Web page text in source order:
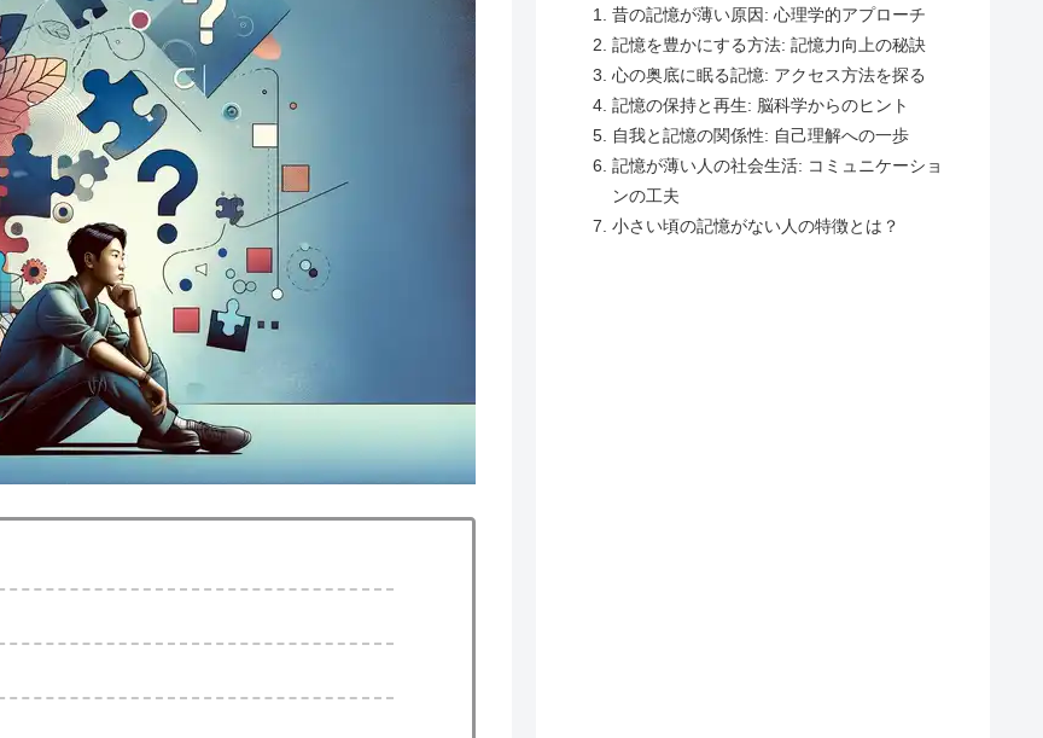
昔の記憶が薄い原因: 心理学的アプローチ
記憶を豊かにする方法: 記憶力向上の秘訣
心の奥底に眠る記憶: アクセス方法を探る
記憶の保持と再生: 脳科学からのヒント
自我と記憶の関係性: 自己理解への一歩
記憶が薄い人の社会生活: コミュニケーショ
ンの工夫
小さい頃の記憶がない人の特徴とは？